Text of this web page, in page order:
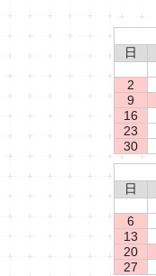
日
2
9
16
23
30
日
6
13
20
27